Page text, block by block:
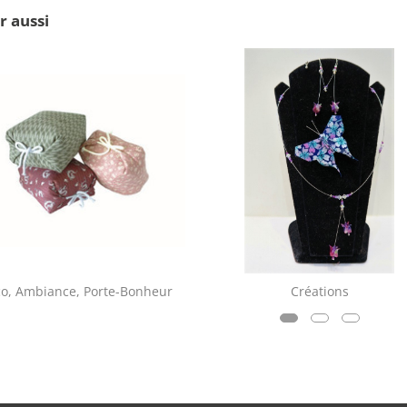
aussi
Ambiance, Porte-Bonheur Créations